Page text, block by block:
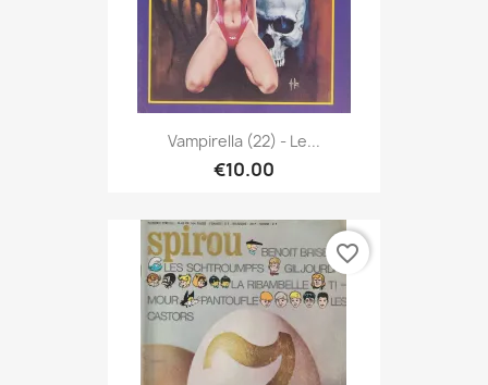
Vampirella (22) - Le...
€10.00
favorite_border